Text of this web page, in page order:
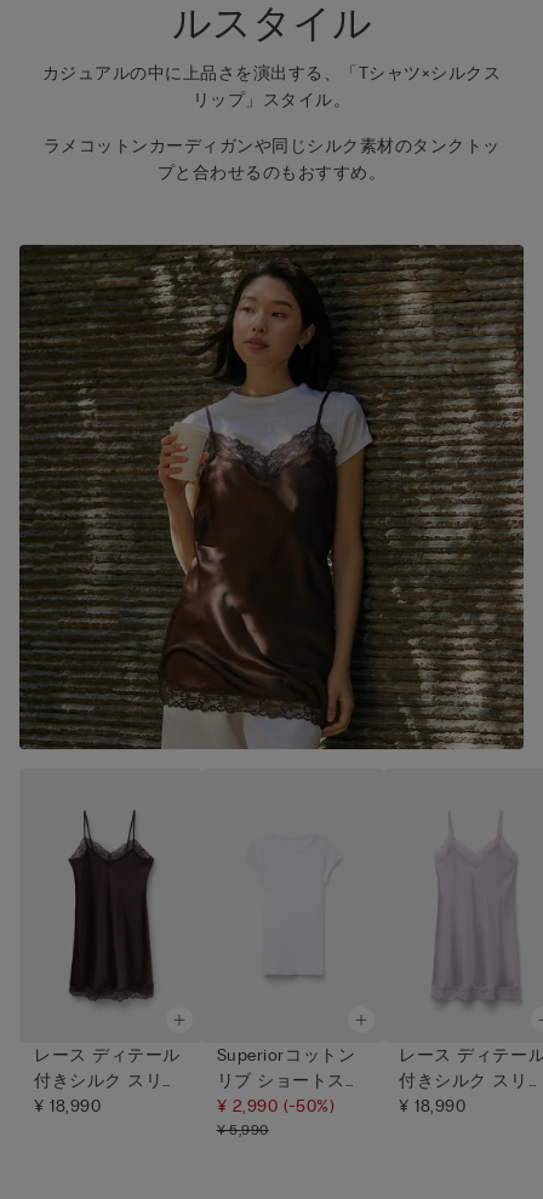
ルスタイル
カジュアルの中に上品さを演出する、「Tシャツ×シルクス
リップ」スタイル。
ラメコットンカーディガンや同じシルク素材のタンクトッ
プと合わせるのもおすすめ。
レース ディテール
付きシルク スリッ
プ
¥ 18,990
Superiorコットン
リブ ショートスリ
ーブ ニット
¥ 2,990 (-50%)
¥ 5,990
レース ディテー
付きシルク スリ
プ
¥ 18,990